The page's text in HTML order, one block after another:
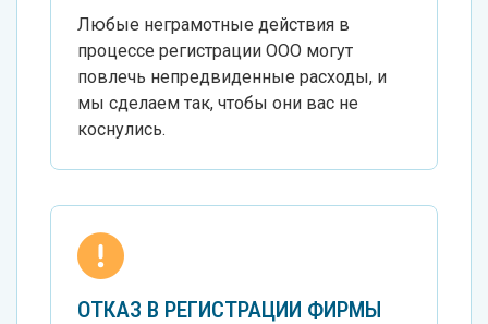
Любые неграмотные действия в
процессе регистрации ООО могут
повлечь непредвиденные расходы, и
мы сделаем так, чтобы они вас не
коснулись.
ОТКАЗ В РЕГИСТРАЦИИ ФИРМЫ